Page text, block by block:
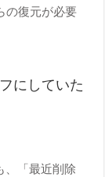
の復元が必要
にしていた
、「最近削除